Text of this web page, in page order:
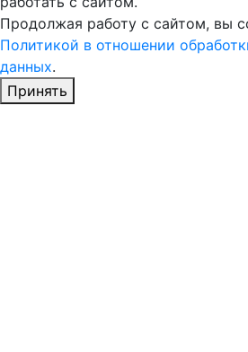
Продолжая работу с сайтом, вы
Политикой в отношении
данных.
Принять